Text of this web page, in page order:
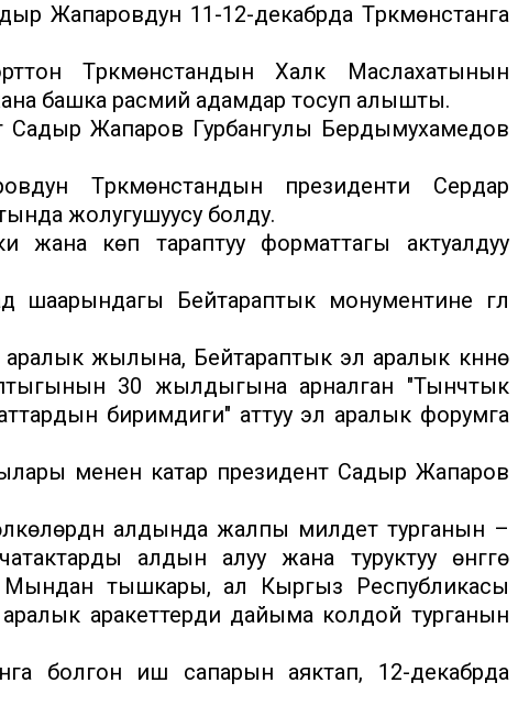
Жапаровдун 11-12-декабрда Түркмөнстанга
Түркмөнстандын Халк Маслахатынын
башка расмий адамдар тосуп алышты.
Садыр Жапаров Гурбангулы Бердымухамедов
Түркмөнстандын президенти Сердар
жолугушуусу болду.
жана көп тараптуу форматтагы актуалдуу
шаарындагы Бейтараптык монументине гүл
жылына, Бейтараптык эл аралык күнүнө
30 жылдыгына арналган "Тынчтык
биримдиги" аттуу эл аралык форумга
менен катар президент Садыр Жапаров
алдында жалпы милдет турганын –
алдын алуу жана туруктуу өнүгүүгө
Мындан тышкары, ал Кыргыз Республикасы
аралык аракеттерди дайыма колдой турганын
болгон иш сапарын аяктап, 12-декабрда